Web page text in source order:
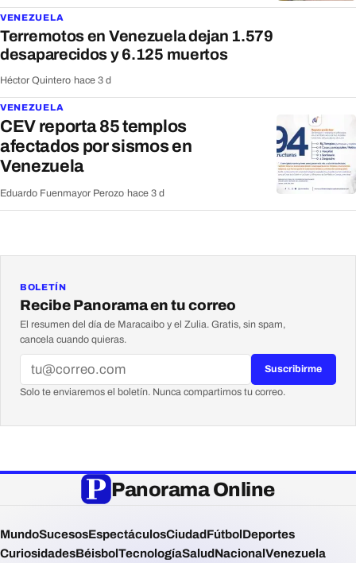
VENEZUELA
Terremotos en Venezuela dejan 1.579
desaparecidos y 6.125 muertos
Héctor Quintero hace 3 d
VENEZUELA
CEV reporta 85 templos
afectados por sismos en
Venezuela
Eduardo Fuenmayor Perozo hace 3 d
BOLETÍN
Recibe Panorama en tu correo
El resumen del día de Maracaibo y el Zulia. Gratis, sin spam,
cancela cuando quieras.
Suscribirme
Solo te enviaremos el boletín. Nunca compartimos tu correo.
Panorama Online
MundoSucesosEspectáculosCiudadFútbol Deportes
CuriosidadesBéisbol TecnologíaSaludNacional Venezuela